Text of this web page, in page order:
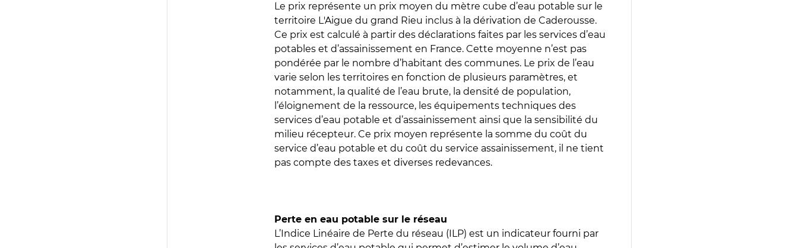
Le prix représente un prix moyen du mètre cube d’eau potable sur le
territoire L'Aigue du grand Rieu inclus à la dérivation de Caderousse.
Ce prix est calculé à partir des déclarations faites par les services d’eau
potables et d’assainissement en France. Cette moyenne n’est pas
pondérée par le nombre d’habitant des communes. Le prix de l’eau
varie selon les territoires en fonction de plusieurs paramètres, et
notamment, la qualité de l’eau brute, la densité de population,
l’éloignement de la ressource, les équipements techniques des
services d’eau potable et d’assainissement ainsi que la sensibilité du
milieu récepteur. Ce prix moyen représente la somme du coût du
service d’eau potable et du coût du service assainissement, il ne tient
pas compte des taxes et diverses redevances.
Perte en eau potable sur le réseau
L’Indice Linéaire de Perte du réseau (ILP) est un indicateur fourni par